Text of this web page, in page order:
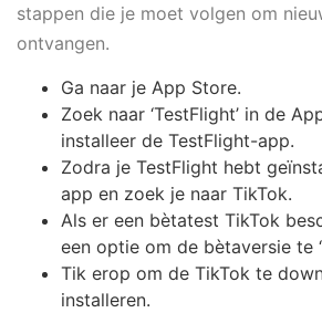
stappen die je moet volgen om
ontvangen.
Ga naar je App Store.
Zoek naar ‘TestFlight’ in de
installeer de TestFlight-app.
Zodra je TestFlight hebt
app en zoek je naar TikTok.
Als er een bètatest TikTok
een optie om de bètaversie te
Tik erop om de TikTok te
installeren.